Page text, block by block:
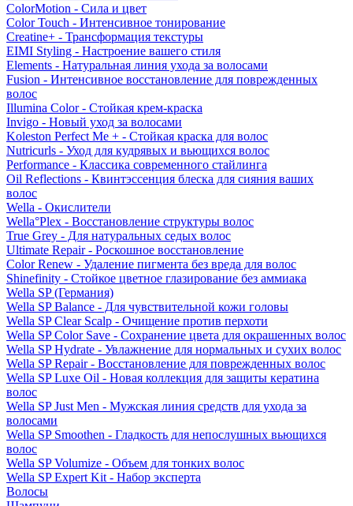
ColorMotion - Сила и цвет
Color Touch - Интенсивное тонирование
Creatine+ - Трансформация текстуры
EIMI Styling - Настроение вашего стиля
Elements - Натуральная линия ухода за волосами
Fusion - Интенсивное восстановление для поврежденных
волос
Illumina Color - Стойкая крем-краска
Invigo - Новый уход за волосами
Koleston Perfect Me + - Стойкая краска для волос
Nutricurls - Уход для кудрявых и вьющихся волос
Performance - Классика современного стайлинга
Oil Reflections - Квинтэссенция блеска для сияния ваших
волос
Wella - Окислители
Wella°Plex - Восстановление структуры волос
True Grey - Для натуральных седых волос
Ultimate Repair - Роскошное восстановление
Color Renew - Удаление пигмента без вреда для волос
Shinefinity - Стойкое цветное глазирование без аммиака
Wella SP (Германия)
Wella SP Balance - Для чувствительной кожи головы
Wella SP Clear Scalp - Очищение против перхоти
Wella SP Color Save - Сохранение цвета для окрашенных волос
Wella SP Hydrate - Увлажнение для нормальных и сухих волос
Wella SP Repair - Восстановление для поврежденных волос
Wella SP Luxe Oil - Новая коллекция для защиты кератина
волос
Wella SP Just Men - Мужская линия средств для ухода за
волосами
Wella SP Smoothen - Гладкость для непослушных вьющихся
волос
Wella SP Volumize - Объем для тонких волос
Wella SP Expert Kit - Набор эксперта
Волосы